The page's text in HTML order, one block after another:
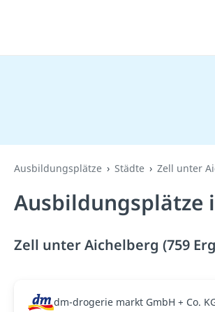
Ausbildungsplätze Städte Zell unter
Ausbildungsplätze
Zell unter Aichelberg (759
dm-drogerie markt GmbH + Co.